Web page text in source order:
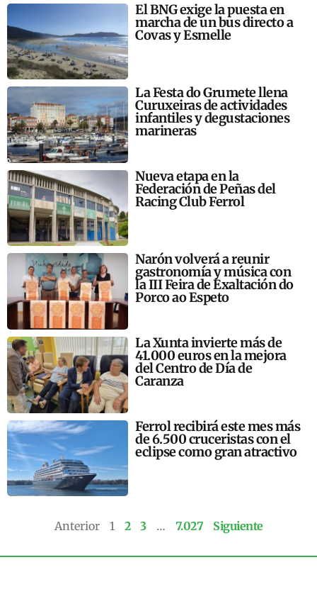
El BNG exige la puesta en
marcha de un bus directo a
Covas y Esmelle
La Festa do Grumete llena
Curuxeiras de actividades
infantiles y degustaciones
marineras
Nueva etapa en la
Federación de Peñas del
Racing Club Ferrol
Narón volverá a reunir
gastronomía y música con
la III Feira de Exaltación do
Porco ao Espeto
La Xunta invierte más de
41.000 euros en la mejora
del Centro de Día de
Caranza
Ferrol recibirá este mes más
de 6.500 cruceristas con el
eclipse como gran atractivo
Anterior 1 2 3 … 7.027 Siguiente